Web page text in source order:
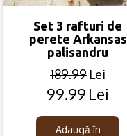
Set 3 rafturi de
perete Arkansas
palisandru
189.99 Lei
Original
was:
99.99 Lei
Current
is:
Adaugă în